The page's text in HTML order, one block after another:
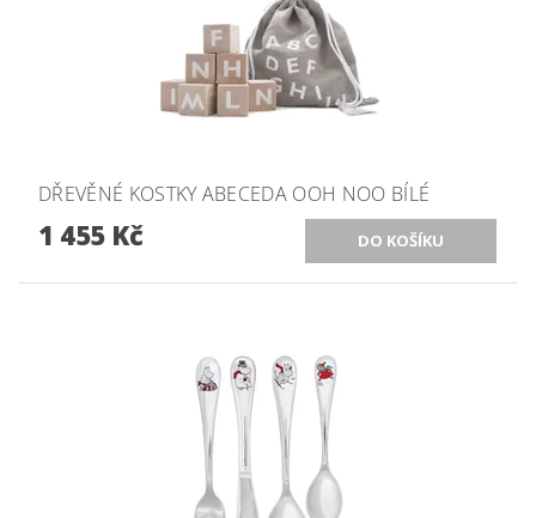
DŘEVĚNÉ KOSTKY ABECEDA OOH NOO BÍLÉ
1 455 Kč